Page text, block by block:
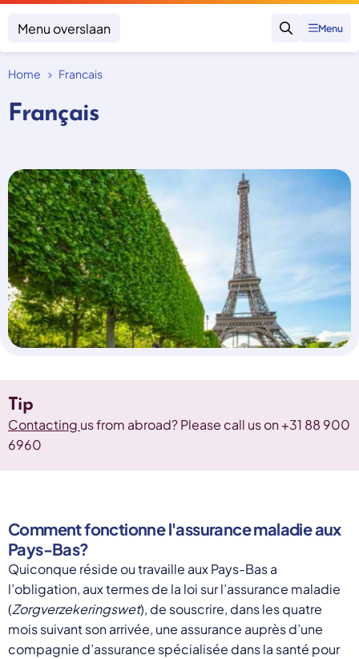
Menu overslaan
Zoeken
Menu
Klacht indienen
Onderwerpen
Zorgverzekering betalen
Vergoeding van zorg
Zorg in het buitenland
Nieuw in Nederland
Geen zorgverzekering
ondersteuning bieden bij schulden, niet
straffen
Schrap de opslag op de zorgpremie voor mensen die
niet kunnen betalen en bied proactieve
ondersteuning, zoals automatische zorgtoeslag. Zo
voorkomt de overheid schulden, vermindert stress
en blijft noodzakelijke zorg toegankelijk.
Lees meer
Uitspraken
Trainingen
Over SKGZ
Nieuws
Casussen
Vacatures
English
русский
Espanol
Francais
Home Francais
Français
Tip
Contacting us from abroad? Please call us on +31 88 900
6960
Comment fonctionne l'assurance maladie aux
Pays-Bas?
Quiconque réside ou travaille aux Pays-Bas a
l’obligation, aux termes de la loi sur l’assurance maladie
(Zorgverzekeringswet), de souscrire, dans les quatre
mois suivant son arrivée, une assurance auprès d’une
compagnie d’assurance spécialisée dans la santé pour